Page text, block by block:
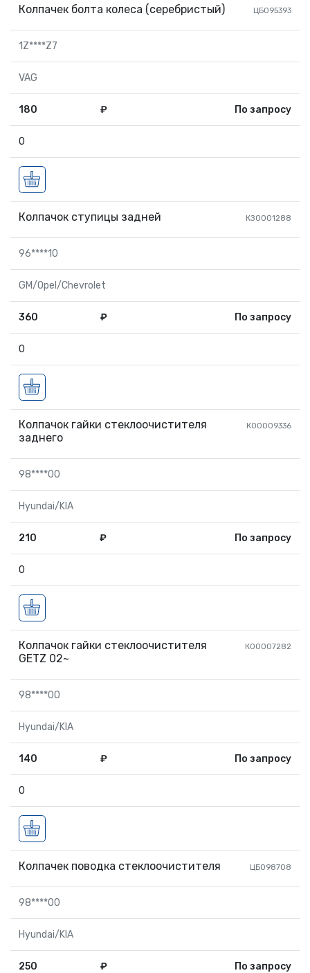
Колпачек болта колеса (серебристый) ЦБ095393
1Z****Z7
VAG
180 ₽ По запросу
0
Колпачок ступицы задней КЗ0001288
96****10
GM/Opel/Chevrolet
360 ₽ По запросу
0
Колпачок гайки стеклоочистителя
заднего
К00009336
98****00
Hyundai/KIA
210 ₽ По запросу
0
Колпачок гайки стеклоочистителя
GETZ 02~
К00007282
98****00
Hyundai/KIA
140 ₽ По запросу
0
Колпачек поводка стеклоочистителя ЦБ098708
98****00
Hyundai/KIA
250 ₽ По запросу